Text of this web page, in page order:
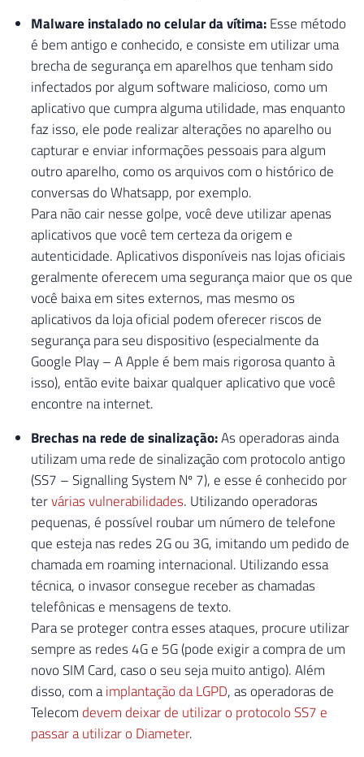
Malware instalado no celular da vítima:Esse método
é bem antigo e conhecido, e consiste em utilizar uma
brecha de segurança em aparelhos que tenham sido
infectados por algum software malicioso, como um
aplicativo que cumpra alguma utilidade, mas enquanto
faz isso, ele pode realizar alterações no aparelho ou
capturar e enviar informações pessoais para algum
outro aparelho, como os arquivos com o histórico de
conversas do Whatsapp, por exemplo.
Para não cair nesse golpe, você deve utilizar apenas
aplicativos que você tem certeza da origem e
autenticidade. Aplicativos disponíveis nas lojas oficiais
geralmente oferecem uma segurança maior que os que
você baixa em sites externos, mas mesmo os
aplicativos da loja oficial podem oferecer riscos de
segurança para seu dispositivo (especialmente da
Google Play – A Apple é bem mais rigorosa quanto à
isso), então evite baixar qualquer aplicativo que você
encontre na internet.
Brechas na rede de sinalização:As operadoras ainda
utilizam uma rede de sinalização com protocolo antigo
(SS7 – Signalling System Nº 7), e esse é conhecido por
tervárias vulnerabilidades. Utilizando operadoras
pequenas, é possível roubar um número de telefone
que esteja nas redes 2G ou 3G, imitando um pedido de
chamada em roaming internacional. Utilizando essa
técnica, o invasor consegue receber as chamadas
telefônicas e mensagens de texto.
Para se proteger contra esses ataques, procure utilizar
sempre as redes 4G e 5G (pode exigir a compra de um
novo SIM Card, caso o seu seja muito antigo). Além
disso, com aimplantação da LGPD, as operadoras de
Telecom devem deixar de utilizar o protocolo SS7 e
passar a utilizar o Diameter.